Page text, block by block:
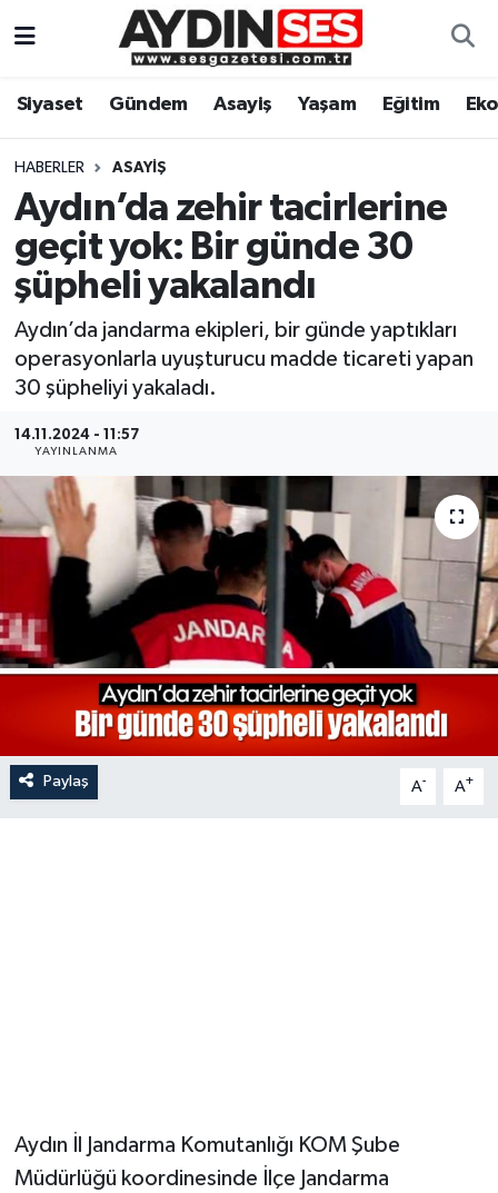
Siyaset Gündem Asayiş Yaşam Eğitim
HABERLER ASAYIŞ
Aydın’da zehir tacirlerine
geçit yok: Bir günde 30
şüpheli yakalandı
Aydın’da jandarma ekipleri, bir günde yaptıkları
operasyonlarla uyuşturucu madde ticareti yapan
30 şüpheliyi yakaladı.
14.11.2024 - 11:57
YAYINLANMA
Paylaş A- A+
Aydın İl Jandarma Komutanlığı KOM Şube
Müdürlüğü koordinesinde İlçe Jandarma
Gündem
Siyaset
Ekonomi
Yaşam
Eğitim
Kültür Sanat
Spor
Aydın Hava Durumu
Aydin Namaz Vakitleri
Aydın Trafik Yoğunluk Haritası
Süper Lig Puan Durumu ve Fikstür
Tüm Manşetler
Son Dakika Haberleri
Haber Arşivi